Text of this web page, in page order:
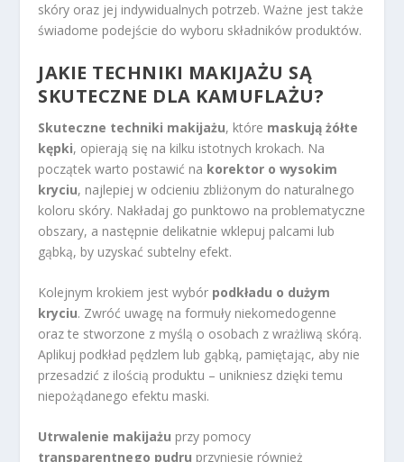
skóry oraz jej indywidualnych potrzeb. Ważne jest także
świadome podejście do wyboru składników produktów.
JAKIE TECHNIKI MAKIJAŻU SĄ
SKUTECZNE DLA KAMUFLAŻU?
Skuteczne techniki makijażu, które maskują żółte
kępki, opierają się na kilku istotnych krokach. Na
początek warto postawić na korektor o wysokim
kryciu, najlepiej w odcieniu zbliżonym do naturalnego
koloru skóry. Nakładaj go punktowo na problematyczne
obszary, a następnie delikatnie wklepuj palcami lub
gąbką, by uzyskać subtelny efekt.
Kolejnym krokiem jest wybór podkładu o dużym
kryciu. Zwróć uwagę na formuły niekomedogenne
oraz te stworzone z myślą o osobach z wrażliwą skórą.
Aplikuj podkład pędzlem lub gąbką, pamiętając, aby nie
przesadzić z ilością produktu – unikniesz dzięki temu
niepożądanego efektu maski.
Utrwalenie makijażu przy pomocy
transparentnego pudru przyniesie również